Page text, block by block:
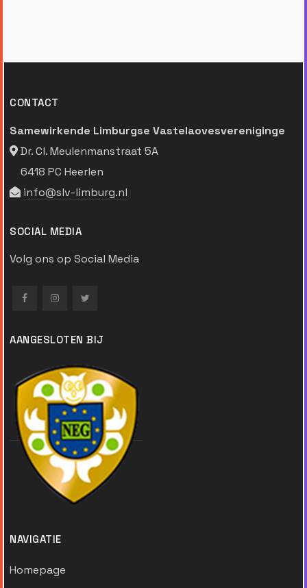
CONTACT
Samewirkende Limburgse Vastelaovesvereniginge
Dr. Cl. Meulenmanstraat 5A
6418 PC Heerlen
info@slv-limburg.nl
SOCIAL MEDIA
Volg ons op Social Media
AANGESLOTEN BIJ
NAVIGATIE
Homepage